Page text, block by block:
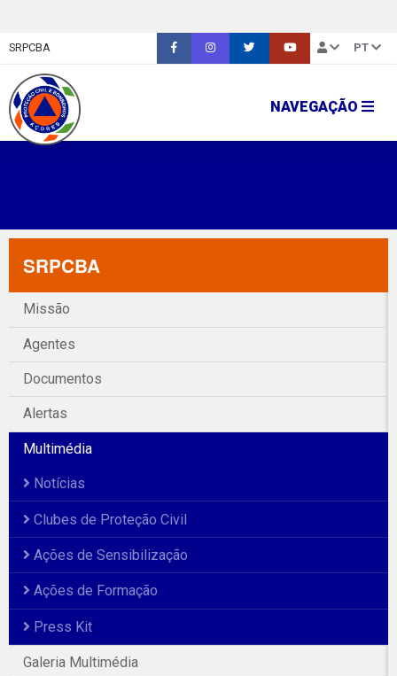
SRPCBA PT
NAVEGAÇÃO
SRPCBA
Missão
Agentes
Documentos
Alertas
Multimédia
Notícias
Clubes de Proteção Civil
Ações de Sensibilização
Ações de Formação
Press Kit
Galeria Multimédia